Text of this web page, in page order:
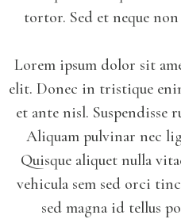
tortor. Sed et neque
Lorem ipsum dolor sit
elit. Donec in tristique
et ante nisl. Suspendisse
Aliquam pulvinar nec
Quisque aliquet nulla
vehicula sem sed orci
sed magna id tellus